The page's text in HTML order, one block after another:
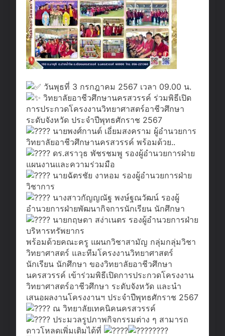
วันพุธที่ 3 กรกฎาคม 2567 เวลา 09.00 น.
วิทยาลัยอาชีวศึกษานครสวรรค์ ร่วมพิธีเปิด
การประกวดโครงงานวิทยาศาสตร์อาชีวศึกษา
ระดับจังหวัด ประจำปีพุทธศักราช 2567
นายพงศ์กานต์ เอี่ยมสงคราม ผู้อำนวยการ
วิทยาลัยอาชีวศึกษานครสวรรค์ พร้อมด้วย..
ดร.สราวุธ พัชรชมพู รองผู้อำนวยการฝ่าย
แผนงานและความร่วมมือ
นายฉัตรชัย งาหอม รองผู้อำนวยการฝ่าย
วิชาการ
นางสาวกัญญณัฐ พงษ์ฐณวัฒน์ รองผู้
อำนวยการฝ่ายพัฒนากิจการนักเรียน นักศึกษา
นายกฤษดา สง่าเนตร รองผู้อำนวยการฝ่าย
บริหารทรัพยากร
พร้อมด้วยคณะครู แผนกวิชาสามัญ กลุ่มกลุ่มวิชา
วิทยาศาสตร์ และทีมโครงงานวิทยาศาสตร์
นักเรียน นักศึกษา ของวิทยาลัยอาชีวศึกษา
นครสวรรค์ เข้าร่วมพิธีเปิดการประกวดโครงงาน
วิทยาศาสตร์อาชีวศึกษา ระดับจังหวัด และนำ
เสนอผลงานโครงงานฯ ประจำปีพุทธศักราช 2567
ณ วิทยาลัยเทคนิคนครสวรรค์
ประมวลรูปภาพกิจกรรมต่าง ๆ สามารถ
ดาวโหลดเพิ่มเติมได้ที่